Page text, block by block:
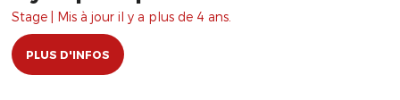
Stage | Mis à jour il y a plus de 4 ans.
PLUS D'INFOS